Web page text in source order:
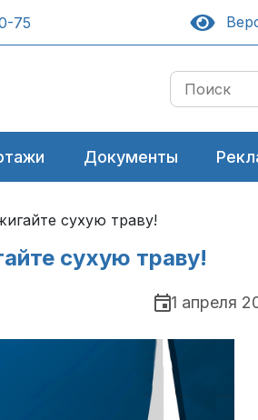
75
Документы
сухую траву!
сухую траву!
1 апреля